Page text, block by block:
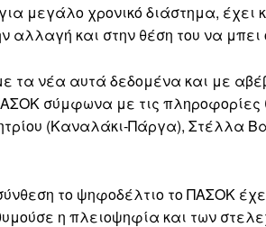
μεγάλο χρονικό διάστημα, έχει
αλλαγή και στην θέση του να μπει
τα νέα αυτά δεδομένα και με
σύμφωνα με τις
(Καναλάκι-Πάργα), Στέλλα
το ψηφοδέλτιο το ΠΑΣΟΚ
η πλειοψηφία και των